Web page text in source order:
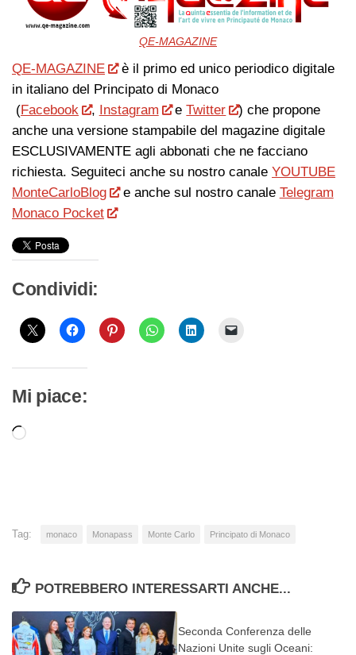
QE-MAGAZINE
QE-MAGAZINE
è il primo ed unico periodico digitale
in italiano del Principato di Monaco
(Facebook , Instagram eTwitter
) che propone
anche una versione stampabile del magazine digitale
ESCLUSIVAMENTE agli abbonati che ne facciano
richiesta. Seguiteci anche su nostro canale YOUTUBE
MonteCarloBlog
e anche sul nostro canale Telegram
Monaco Pocket
Condividi:
Mi piace:
Caricamento
Tag: monaco Monapass Monte Carlo Principato di Monaco
POTREBBERO INTERESSARTI ANCHE...
Seconda Conferenza delle
Nazioni Unite sugli Oceani: